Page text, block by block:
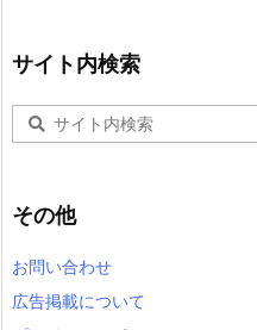
サイト内検索
その他
お問い合わせ
広告掲載について